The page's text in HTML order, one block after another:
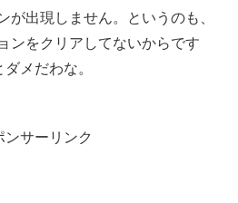
が出現しません。というのも、
ンをクリアしてないからです
メだわな。
ンサーリンク